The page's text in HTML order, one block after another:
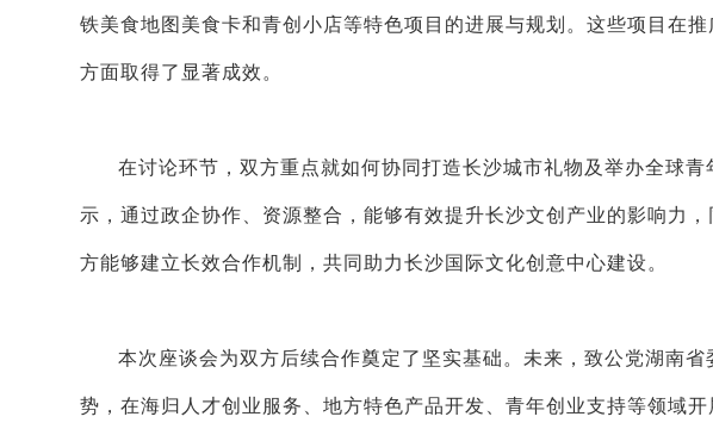
铁美食地图美食卡和青创小店等特色项目的进展与规划。这些项目在
方面取得了显著成效。
在讨论环节，双方重点就如何协同打造长沙城市礼物及举办全球
示，通过政企协作、资源整合，能够有效提升长沙文创产业的影响力
方能够建立长效合作机制，共同助力长沙国际文化创意中心建设。
本次座谈会为双方后续合作奠定了坚实基础。未来，致公党湖南
势，在海归人才创业服务、地方特色产品开发、青年创业支持等领域